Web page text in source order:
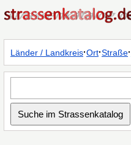
Länder / Landkreis·Ort·Straße·